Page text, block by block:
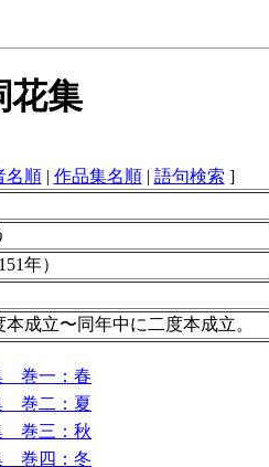
花集
名順| 作品集名順| 語句検索 ]
年）
本成立〜同年中に二度本成立。
巻一：春
巻二：夏
巻三：秋
巻四：冬